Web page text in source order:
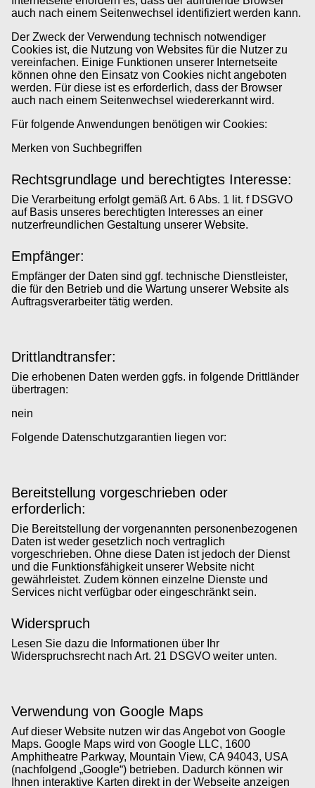
auch nach einem Seitenwechsel identifiziert werden kann.
Der Zweck der Verwendung technisch notwendiger
Cookies ist, die Nutzung von Websites für die Nutzer zu
vereinfachen. Einige Funktionen unserer Internetseite
können ohne den Einsatz von Cookies nicht angeboten
werden. Für diese ist es erforderlich, dass der Browser
auch nach einem Seitenwechsel wiedererkannt wird.
Für folgende Anwendungen benötigen wir Cookies:
Merken von Suchbegriffen
Rechtsgrundlage und berechtigtes Interesse:
Die Verarbeitung erfolgt gemäß Art. 6 Abs. 1 lit. f DSGVO
auf Basis unseres berechtigten Interesses an einer
nutzerfreundlichen Gestaltung unserer Website.
Empfänger:
Empfänger der Daten sind ggf. technische Dienstleister,
die für den Betrieb und die Wartung unserer Website als
Auftragsverarbeiter tätig werden.
Drittlandtransfer:
Die erhobenen Daten werden ggfs. in folgende Drittländer
übertragen:
nein
Folgende Datenschutzgarantien liegen vor:
Bereitstellung vorgeschrieben oder
erforderlich:
Die Bereitstellung der vorgenannten personenbezogenen
Daten ist weder gesetzlich noch vertraglich
vorgeschrieben. Ohne diese Daten ist jedoch der Dienst
und die Funktionsfähigkeit unserer Website nicht
gewährleistet. Zudem können einzelne Dienste und
Services nicht verfügbar oder eingeschränkt sein.
Widerspruch
Lesen Sie dazu die Informationen über Ihr
Widerspruchsrecht nach Art. 21 DSGVO weiter unten.
Verwendung von Google Maps
Auf dieser Website nutzen wir das Angebot von Google
Maps. Google Maps wird von Google LLC, 1600
Amphitheatre Parkway, Mountain View, CA 94043, USA
(nachfolgend „Google“) betrieben. Dadurch können wir
Ihnen interaktive Karten direkt in der Webseite anzeigen